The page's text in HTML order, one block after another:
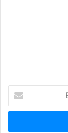
Posta
adresinizi